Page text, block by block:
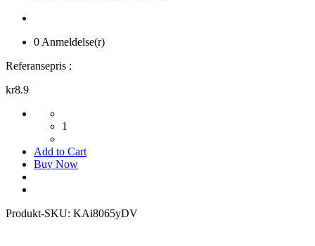
0 Anmeldelse(r)
Referansepris :
kr8.9
1
Add to Cart
Buy Now
Produkt-SKU: KAi8065yDV